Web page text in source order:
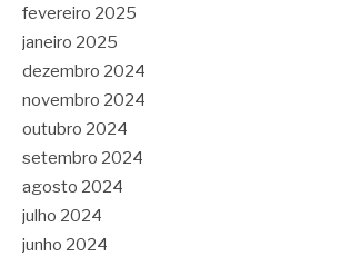
fevereiro 2025
janeiro 2025
dezembro 2024
novembro 2024
outubro 2024
setembro 2024
agosto 2024
julho 2024
junho 2024